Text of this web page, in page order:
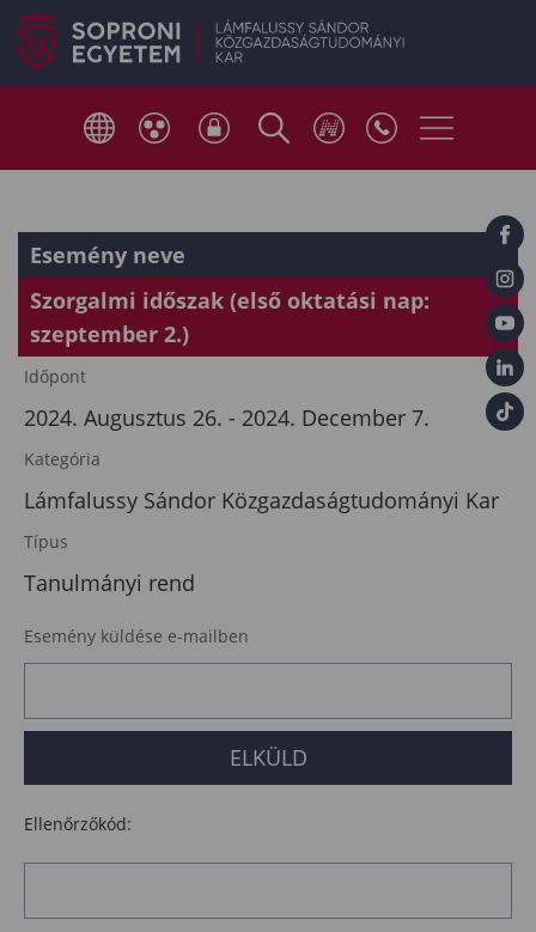
Esemény neve
Szorgalmi időszak (első oktatási nap:
szeptember 2.)
Időpont
2024. Augusztus 26. - 2024. December 7.
Kategória
Lámfalussy Sándor Közgazdaságtudományi Kar
Típus
Tanulmányi rend
Esemény küldése e-mailben
Ellenőrzőkód: